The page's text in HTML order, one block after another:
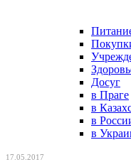
Досуг
в Праге
в
в
в
17.05.2017